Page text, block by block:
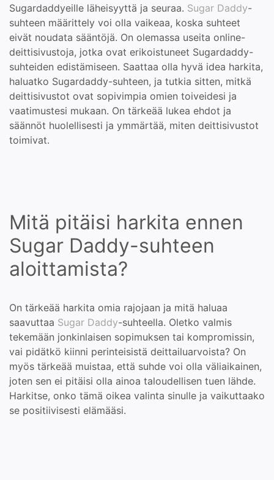
Sugardaddyeille läheisyyttä ja seuraa. Sugar Daddy-
suhteen määrittely voi olla vaikeaa, koska suhteet
eivät noudata sääntöjä. On olemassa useita online-
deittisivustoja, jotka ovat erikoistuneet Sugardaddy-
suhteiden edistämiseen. Saattaa olla hyvä idea harkita,
haluatko Sugardaddy-suhteen, ja tutkia sitten, mitkä
deittisivustot ovat sopivimpia omien toiveidesi ja
vaatimustesi mukaan. On tärkeää lukea ehdot ja
säännöt huolellisesti ja ymmärtää, miten deittisivustot
toimivat.
Mitä pitäisi harkita ennen
Sugar Daddy-suhteen
aloittamista?
On tärkeää harkita omia rajojaan ja mitä haluaa
saavuttaa Sugar Daddy-suhteella. Oletko valmis
tekemään jonkinlaisen sopimuksen tai kompromissin,
vai pidätkö kiinni perinteisistä deittailuarvoista? On
myös tärkeää muistaa, että suhde voi olla väliaikainen,
joten sen ei pitäisi olla ainoa taloudellisen tuen lähde.
Harkitse, onko tämä oikea valinta sinulle ja vaikuttaako
se positiivisesti elämääsi.